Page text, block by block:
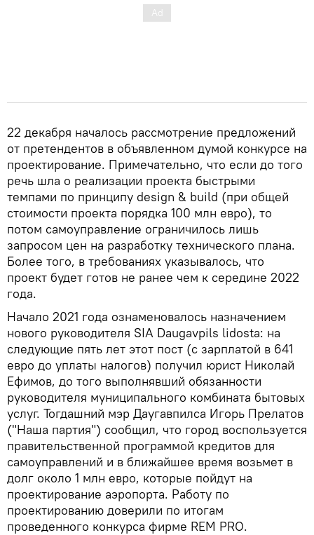
22 декабря началось рассмотрение предложений
от претендентов в объявленном думой конкурсе на
проектирование. Примечательно, что если до того
речь шла о реализации проекта быстрыми
темпами по принципу design & build (при общей
стоимости проекта порядка 100 млн евро), то
потом самоуправление ограничилось лишь
запросом цен на разработку технического плана.
Более того, в требованиях указывалось, что
проект будет готов не ранее чем к середине 2022
года.
Начало 2021 года ознаменовалось назначением
нового руководителя SIA Daugavpils lidosta: на
следующие пять лет этот пост (с зарплатой в 641
евро до уплаты налогов) получил юрист Николай
Ефимов, до того выполнявший обязанности
руководителя муниципального комбината бытовых
услуг. Тогдашний мэр Даугавпилса Игорь Прелатов
("Наша партия") сообщил, что город воспользуется
правительственной программой кредитов для
самоуправлений и в ближайшее время возьмет в
долг около 1 млн евро, которые пойдут на
проектирование аэропорта. Работу по
проектированию доверили по итогам
проведенного конкурса фирме REM PRO.